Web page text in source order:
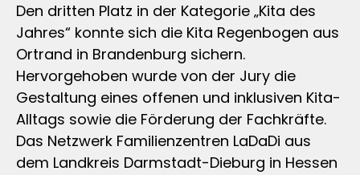
Den dritten Platz in der Kategorie „Kita des
Jahres“ konnte sich die Kita Regenbogen aus
Ortrand in Brandenburg sichern.
Hervorgehoben wurde von der Jury die
Gestaltung eines offenen und inklusiven Kita-
Alltags sowie die Förderung der Fachkräfte.
Das Netzwerk Familienzentren LaDaDi aus
dem Landkreis Darmstadt-Dieburg in Hessen